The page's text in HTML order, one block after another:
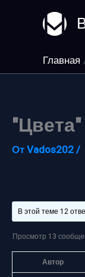
содержимому
Главная
ОтVados202/
В этой теме 12
Просмотр 13
Автор